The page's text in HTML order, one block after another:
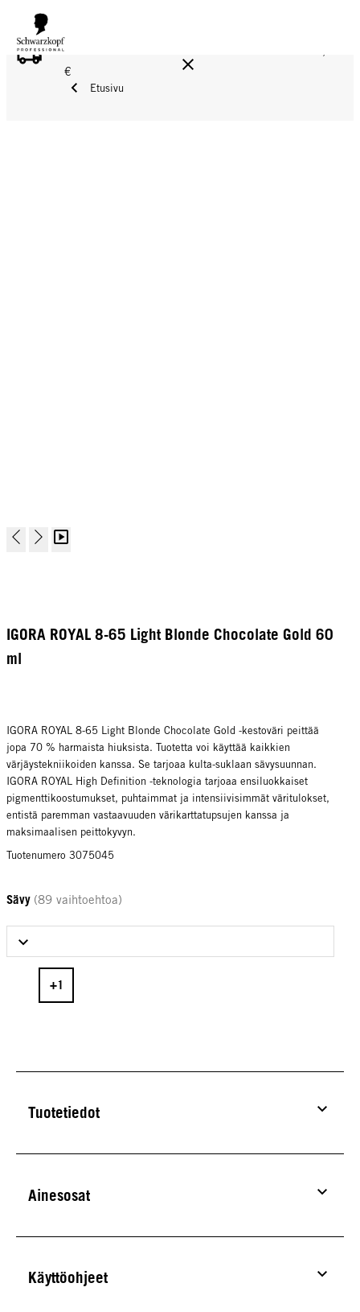
ILMAINEN TOIMITUS YLI 160 € TILAUKSIIN!
€
Etusivu
IGORA ROYAL 8-65 Light Blonde Chocolate Gold 60
ml
IGORA ROYAL 8-65 Light Blonde Chocolate Gold -kestoväri peittää
jopa 70 % harmaista hiuksista. Tuotetta voi käyttää kaikkien
värjäystekniikoiden kanssa. Se tarjoaa kulta-suklaan sävysuunnan.
IGORA ROYAL High Definition -teknologia tarjoaa ensiluokkaiset
pigmenttikoostumukset, puhtaimmat ja intensiivisimmät väritulokset,
entistä paremman vastaavuuden värikarttatupsujen kanssa ja
maksimaalisen peittokyvyn.
Tuotenumero 3075045
Sävy (89 vaihtoehtoa)
Select Sävy
Tuotetiedot
Ainesosat
Käyttöohjeet